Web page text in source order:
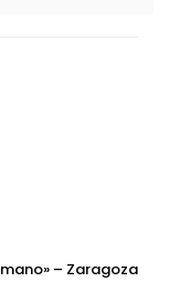
– Zaragoza